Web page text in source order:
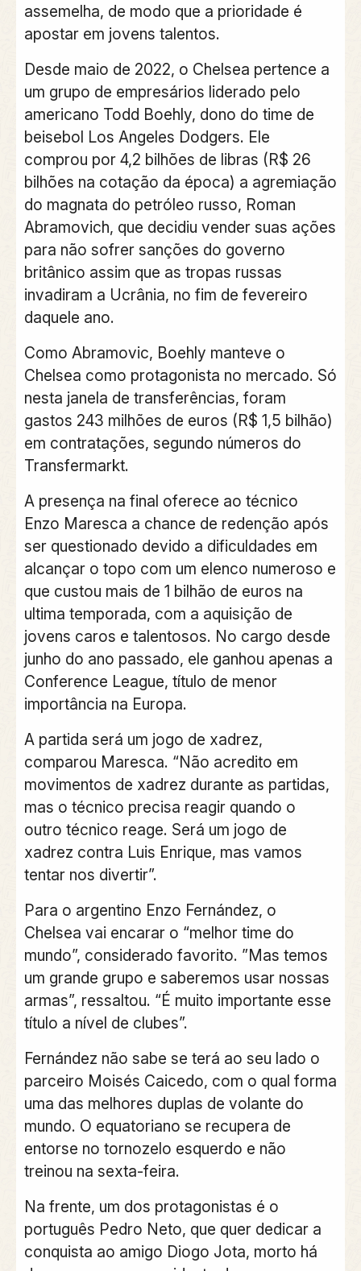
assemelha, de modo que a prioridade é
apostar em jovens talentos.
Desde maio de 2022, o Chelsea pertence a
um grupo de empresários liderado pelo
americano Todd Boehly, dono do time de
beisebol Los Angeles Dodgers. Ele
comprou por 4,2 bilhões de libras (R$ 26
bilhões na cotação da época) a agremiação
do magnata do petróleo russo, Roman
Abramovich, que decidiu vender suas ações
para não sofrer sanções do governo
britânico assim que as tropas russas
invadiram a Ucrânia, no fim de fevereiro
daquele ano.
Como Abramovic, Boehly manteve o
Chelsea como protagonista no mercado. Só
nesta janela de transferências, foram
gastos 243 milhões de euros (R$ 1,5 bilhão)
em contratações, segundo números do
Transfermarkt.
A presença na final oferece ao técnico
Enzo Maresca a chance de redenção após
ser questionado devido a dificuldades em
alcançar o topo com um elenco numeroso e
que custou mais de 1 bilhão de euros na
ultima temporada, com a aquisição de
jovens caros e talentosos. No cargo desde
junho do ano passado, ele ganhou apenas a
Conference League, título de menor
importância na Europa.
A partida será um jogo de xadrez,
comparou Maresca. “Não acredito em
movimentos de xadrez durante as partidas,
mas o técnico precisa reagir quando o
outro técnico reage. Será um jogo de
xadrez contra Luis Enrique, mas vamos
tentar nos divertir”.
Para o argentino Enzo Fernández, o
Chelsea vai encarar o “melhor time do
mundo”, considerado favorito. ”Mas temos
um grande grupo e saberemos usar nossas
armas”, ressaltou. “É muito importante esse
título a nível de clubes”.
Fernández não sabe se terá ao seu lado o
parceiro Moisés Caicedo, com o qual forma
uma das melhores duplas de volante do
mundo. O equatoriano se recupera de
entorse no tornozelo esquerdo e não
treinou na sexta-feira.
Na frente, um dos protagonistas é o
português Pedro Neto, que quer dedicar a
conquista ao amigo Diogo Jota, morto há